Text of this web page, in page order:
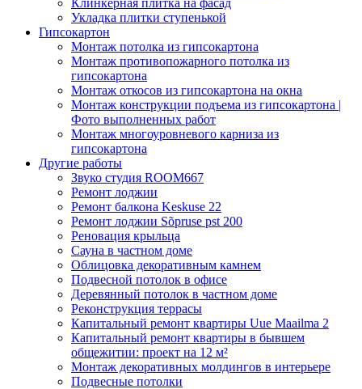
Клинкерная плитка на фасад
Укладка плитки ступенькой
Гипсокартон
Монтаж потолка из гипсокартона
Монтаж противопожарного потолка из
гипсокартона
Монтаж откосов из гипсокартона на окна
Монтаж конструкции подъема из гипсокартона |
Фото выполненных работ
Монтаж многоуровневого карниза из
гипсокартона
Другие работы
Звуко студия ROOM667
Ремонт лоджии
Ремонт балкона Keskuse 22
Ремонт лоджии Sõpruse pst 200
Реновация крыльца
Сауна в частном доме
Облицовка декоративным камнем
Подвесной потолок в офисе
Деревянный потолок в частном доме
Реконструкция террасы
Капитальный ремонт квартиры Uue Maailma 2
Капитальный ремонт квартиры в бывшем
общежитии: проект на 12 м²
Монтаж декоративных молдингов в интерьере
Подвесные потолки